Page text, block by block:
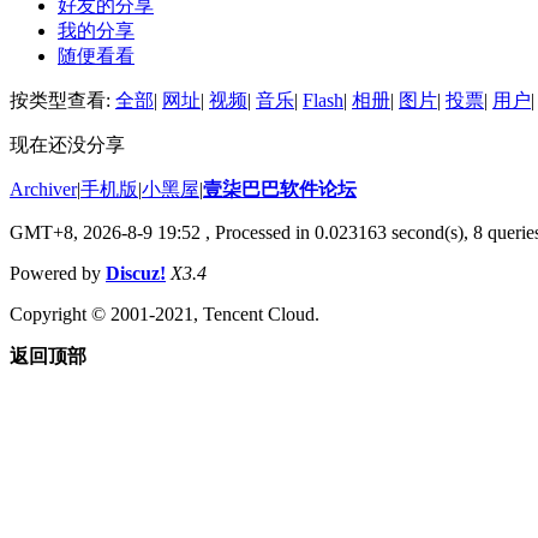
好友的分享
我的分享
随便看看
按类型查看: 全部| 网址| 视频| 音乐| Flash| 相册| 图片| 投票| 用户|
现在还没分享
Archiver|手机版|小黑屋|壹柒巴巴软件论坛
GMT+8, 2026-8-9 19:52 , Processed in 0.023163 second(s), 8
Powered by Discuz! X3.4
Copyright © 2001-2021, Tencent Cloud.
返回顶部